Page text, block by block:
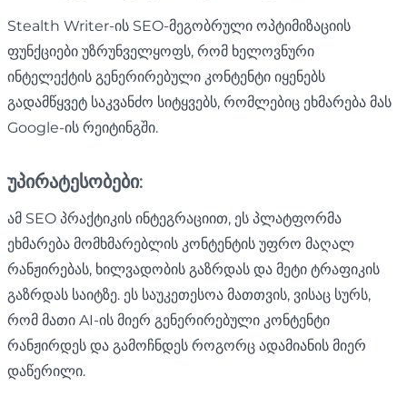
Stealth Writer-ის SEO-მეგობრული ოპტიმიზაციის
ფუნქციები უზრუნველყოფს, რომ ხელოვნური
ინტელექტის გენერირებული კონტენტი იყენებს
გადამწყვეტ საკვანძო სიტყვებს, რომლებიც ეხმარება მას
Google-ის რეიტინგში.
უპირატესობები:
ამ SEO პრაქტიკის ინტეგრაციით, ეს პლატფორმა
ეხმარება მომხმარებლის კონტენტის უფრო მაღალ
რანჟირებას, ხილვადობის გაზრდას და მეტი ტრაფიკის
გაზრდას საიტზე. ეს საუკეთესოა მათთვის, ვისაც სურს,
რომ მათი AI-ის მიერ გენერირებული კონტენტი
რანჟირდეს და გამოჩნდეს როგორც ადამიანის მიერ
დაწერილი.